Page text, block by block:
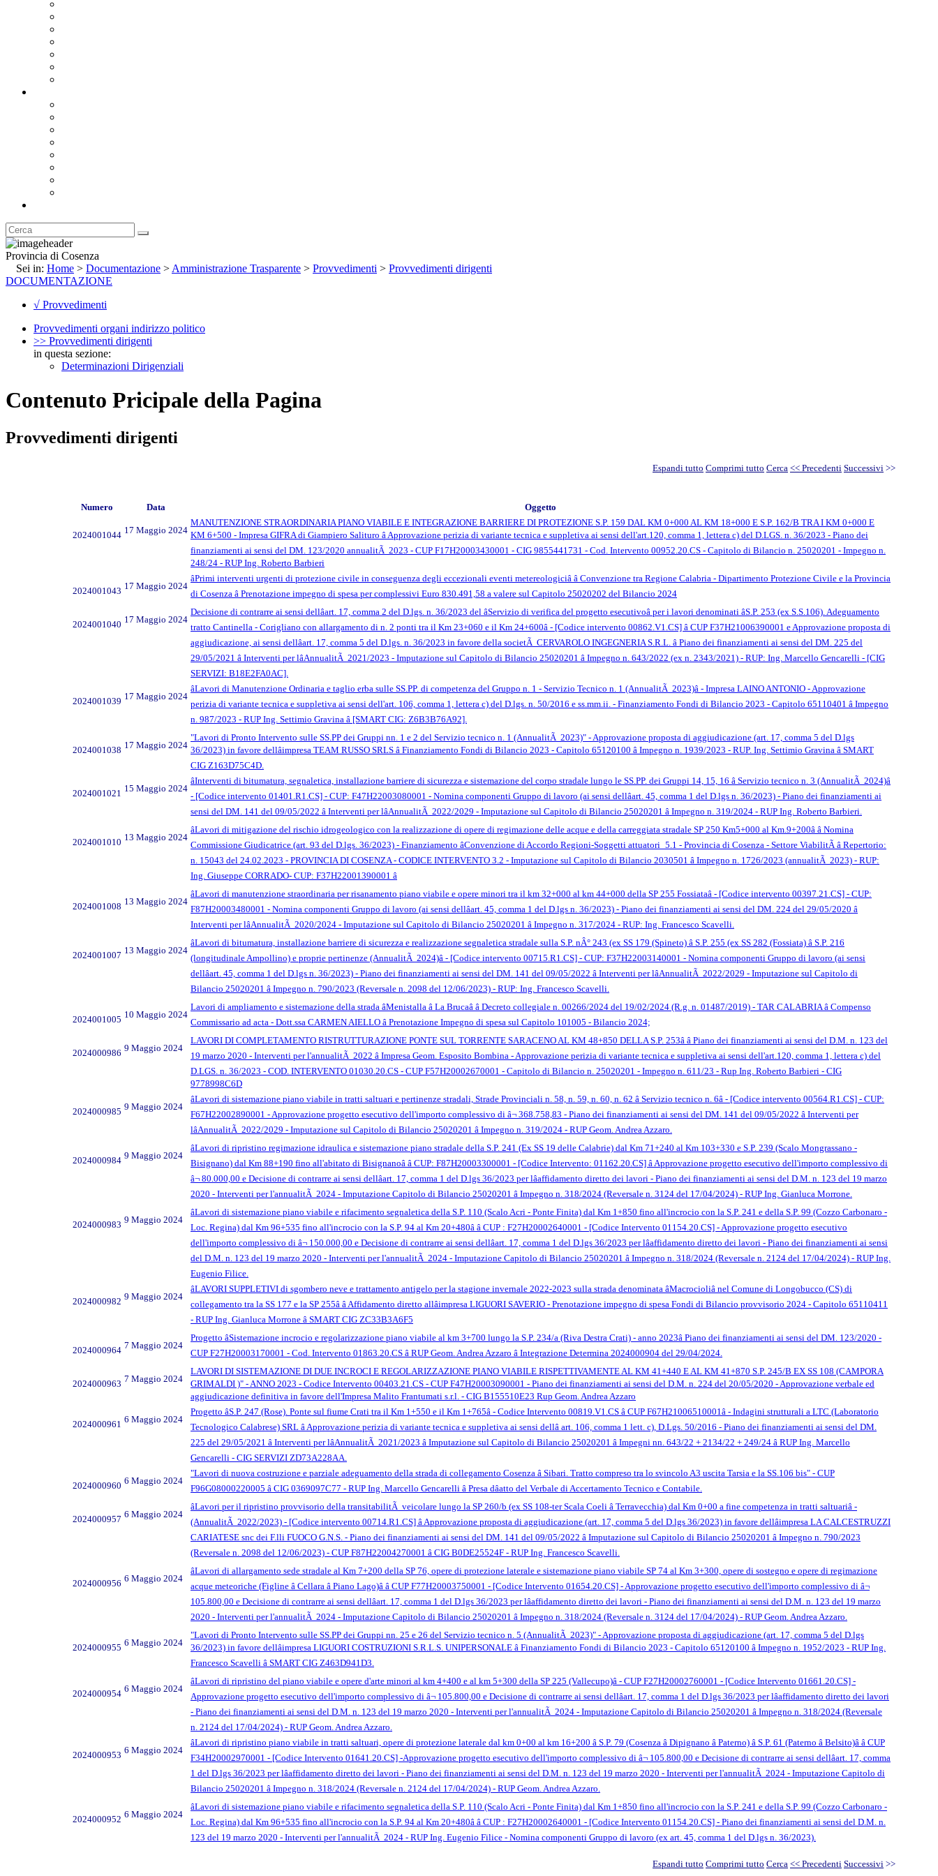
Provincia di Cosenza
Sei in: Home > Documentazione > Amministrazione Trasparente > Provvedimenti > Provvedimenti dirigenti
DOCUMENTAZIONE
√ Provvedimenti
Provvedimenti organi indirizzo politico
>> Provvedimenti dirigenti
in questa sezione:
Determinazioni Dirigenziali
Contenuto Pricipale della Pagina
Provvedimenti dirigenti
Espandi tutto Comprimi tutto Cerca << Precedenti Successivi >>
Numero Data Oggetto
2024001044 17 Maggio 2024
MANUTENZIONE STRAORDINARIA PIANO VIABILE E INTEGRAZIONE BARRIERE DI PROTEZIONE S.P. 159 DAL KM 0+000 AL KM 18+000 E S.P. 162/B TRA I KM 0+000 E
KM 6+500 - Impresa GIFRA di Giampiero Salituro â Approvazione perizia di variante tecnica e suppletiva ai sensi dell'art.120, comma 1, lettera c) del D.LGS. n. 36/2023 - Piano dei
finanziamenti ai sensi del DM. 123/2020 annualitÃ 2023 - CUP F17H20003430001 - CIG 9855441731 - Cod. Intervento 00952.20.CS - Capitolo di Bilancio n. 25020201 - Impegno n.
248/24 - RUP Ing. Roberto Barbieri
2024001043 17 Maggio 2024
âPrimi interventi urgenti di protezione civile in conseguenza degli eccezionali eventi metereologiciâ â Convenzione tra Regione Calabria - Dipartimento Protezione Civile e la Provincia
di Cosenza â Prenotazione impegno di spesa per complessivi Euro 830.491,58 a valere sul Capitolo 25020202 del Bilancio 2024
2024001040 17 Maggio 2024
Decisione di contrarre ai sensi dellâart. 17, comma 2 del D.lgs. n. 36/2023 del âServizio di verifica del progetto esecutivoâ per i lavori denominati âS.P. 253 (ex S.S.106). Adeguamento
tratto Cantinella - Corigliano con allargamento di n. 2 ponti tra il Km 23+060 e il Km 24+600â - [Codice intervento 00862.V1.CS] â CUP F37H21006390001 e Approvazione proposta di
aggiudicazione, ai sensi dellâart. 17, comma 5 del D.lgs. n. 36/2023 in favore della societÃ CERVAROLO INGEGNERIA S.R.L. â Piano dei finanziamenti ai sensi del DM. 225 del
29/05/2021 â Interventi per lâAnnualitÃ 2021/2023 - Imputazione sul Capitolo di Bilancio 25020201 â Impegno n. 643/2022 (ex n. 2343/2021) - RUP: Ing. Marcello Gencarelli - [CIG
SERVIZI: B18E2FA0AC].
2024001039 17 Maggio 2024
âLavori di Manutenzione Ordinaria e taglio erba sulle SS.PP. di competenza del Gruppo n. 1 - Servizio Tecnico n. 1 (AnnualitÃ 2023)â - Impresa LAINO ANTONIO - Approvazione
perizia di variante tecnica e suppletiva ai sensi dell'art. 106, comma 1, lettera c) del D.lgs. n. 50/2016 e ss.mm.ii. - Finanziamento Fondi di Bilancio 2023 - Capitolo 65110401 â Impegno
n. 987/2023 - RUP Ing. Settimio Gravina â [SMART CIG: Z6B3B76A92].
2024001038 17 Maggio 2024
"Lavori di Pronto Intervento sulle SS.PP dei Gruppi nn. 1 e 2 del Servizio tecnico n. 1 (AnnualitÃ 2023)" - Approvazione proposta di aggiudicazione (art. 17, comma 5 del D.lgs
36/2023) in favore dellâimpresa TEAM RUSSO SRLS â Finanziamento Fondi di Bilancio 2023 - Capitolo 65120100 â Impegno n. 1939/2023 - RUP. Ing. Settimio Gravina â SMART
CIG Z163D75C4D.
2024001021 15 Maggio 2024
âInterventi di bitumatura, segnaletica, installazione barriere di sicurezza e sistemazione del corpo stradale lungo le SS.PP. dei Gruppi 14, 15, 16 â Servizio tecnico n. 3 (AnnualitÃ 2024)â
- [Codice intervento 01401.R1.CS] - CUP: F47H22003080001 - Nomina componenti Gruppo di lavoro (ai sensi dellâart. 45, comma 1 del D.lgs n. 36/2023) - Piano dei finanziamenti ai
sensi del DM. 141 del 09/05/2022 â Interventi per lâAnnualitÃ 2022/2029 - Imputazione sul Capitolo di Bilancio 25020201 â Impegno n. 319/2024 - RUP Ing. Roberto Barbieri.
2024001010 13 Maggio 2024
âLavori di mitigazione del rischio idrogeologico con la realizzazione di opere di regimazione delle acque e della carreggiata stradale SP 250 Km5+000 al Km.9+200â â Nomina
Commissione Giudicatrice (art. 93 del D.lgs. 36/2023) - Finanziamento âConvenzione di Accordo Regioni-Soggetti attuatori_5.1 - Provincia di Cosenza - Settore ViabilitÃ â Repertorio:
n. 15043 del 24.02.2023 - PROVINCIA DI COSENZA - CODICE INTERVENTO 3.2 - Imputazione sul Capitolo di Bilancio 2030501 â Impegno n. 1726/2023 (annualitÃ 2023) - RUP:
Ing. Giuseppe CORRADO- CUP: F37H22001390001 â
2024001008 13 Maggio 2024
âLavori di manutenzione straordinaria per risanamento piano viabile e opere minori tra il km 32+000 al km 44+000 della SP 255 Fossiataâ - [Codice intervento 00397.21.CS] - CUP:
F87H20003480001 - Nomina componenti Gruppo di lavoro (ai sensi dellâart. 45, comma 1 del D.lgs n. 36/2023) - Piano dei finanziamenti ai sensi del DM. 224 del 29/05/2020 â
Interventi per lâAnnualitÃ 2020/2024 - Imputazione sul Capitolo di Bilancio 25020201 â Impegno n. 317/2024 - RUP: Ing. Francesco Scavelli.
2024001007 13 Maggio 2024
âLavori di bitumatura, installazione barriere di sicurezza e realizzazione segnaletica stradale sulla S.P. nÂ° 243 (ex SS 179 (Spineto) â S.P. 255 (ex SS 282 (Fossiata) â S.P. 216
(longitudinale Ampollino) e proprie pertinenze (AnnualitÃ 2024)â - [Codice intervento 00715.R1.CS] - CUP: F37H22003140001 - Nomina componenti Gruppo di lavoro (ai sensi
dellâart. 45, comma 1 del D.lgs n. 36/2023) - Piano dei finanziamenti ai sensi del DM. 141 del 09/05/2022 â Interventi per lâAnnualitÃ 2022/2029 - Imputazione sul Capitolo di
Bilancio 25020201 â Impegno n. 790/2023 (Reversale n. 2098 del 12/06/2023) - RUP: Ing. Francesco Scavelli.
2024001005 10 Maggio 2024
Lavori di ampliamento e sistemazione della strada âMenistalla â La Brucaâ â Decreto collegiale n. 00266/2024 del 19/02/2024 (R.g. n. 01487/2019) - TAR CALABRIA â Compenso
Commissario ad acta - Dott.ssa CARMEN AIELLO â Prenotazione Impegno di spesa sul Capitolo 101005 - Bilancio 2024;
2024000986 9 Maggio 2024
LAVORI DI COMPLETAMENTO RISTRUTTURAZIONE PONTE SUL TORRENTE SARACENO AL KM 48+850 DELLA S.P. 253â â Piano dei finanziamenti ai sensi del D.M. n. 123 del
19 marzo 2020 - Interventi per l'annualitÃ 2022 â Impresa Geom. Esposito Bombina - Approvazione perizia di variante tecnica e suppletiva ai sensi dell'art.120, comma 1, lettera c) del
D.LGS. n. 36/2023 - COD. INTERVENTO 01030.20.CS - CUP F57H20002670001 - Capitolo di Bilancio n. 25020201 - Impegno n. 611/23 - Rup Ing. Roberto Barbieri - CIG
9778998C6D
2024000985 9 Maggio 2024
âLavori di sistemazione piano viabile in tratti saltuari e pertinenze stradali, Strade Provinciali n. 58, n. 59, n. 60, n. 62 â Servizio tecnico n. 6â - [Codice intervento 00564.R1.CS] - CUP:
F67H22002890001 - Approvazione progetto esecutivo dell'importo complessivo di â¬ 368.758,83 - Piano dei finanziamenti ai sensi del DM. 141 del 09/05/2022 â Interventi per
lâAnnualitÃ 2022/2029 - Imputazione sul Capitolo di Bilancio 25020201 â Impegno n. 319/2024 - RUP Geom. Andrea Azzaro.
2024000984 9 Maggio 2024
âLavori di ripristino regimazione idraulica e sistemazione piano stradale della S.P. 241 (Ex SS 19 delle Calabrie) dal Km 71+240 al Km 103+330 e S.P. 239 (Scalo Mongrassano -
Bisignano) dal Km 88+190 fino all'abitato di Bisignanoâ â CUP: F87H20003300001 - [Codice Intervento: 01162.20.CS] â Approvazione progetto esecutivo dell'importo complessivo di
â¬ 80.000,00 e Decisione di contrarre ai sensi dellâart. 17, comma 1 del D.lgs 36/2023 per lâaffidamento diretto dei lavori - Piano dei finanziamenti ai sensi del D.M. n. 123 del 19 marzo
2020 - Interventi per l'annualitÃ 2024 - Imputazione Capitolo di Bilancio 25020201 â Impegno n. 318/2024 (Reversale n. 3124 del 17/04/2024) - RUP Ing. Gianluca Morrone.
2024000983 9 Maggio 2024
âLavori di sistemazione piano viabile e rifacimento segnaletica della S.P. 110 (Scalo Acri - Ponte Finita) dal Km 1+850 fino all'incrocio con la S.P. 241 e della S.P. 99 (Cozzo Carbonaro -
Loc. Regina) dal Km 96+535 fino all'incrocio con la S.P. 94 al Km 20+480â â CUP : F27H20002640001 - [Codice Intervento 01154.20.CS] - Approvazione progetto esecutivo
dell'importo complessivo di â¬ 150.000,00 e Decisione di contrarre ai sensi dellâart. 17, comma 1 del D.lgs 36/2023 per lâaffidamento diretto dei lavori - Piano dei finanziamenti ai sensi
del D.M. n. 123 del 19 marzo 2020 - Interventi per l'annualitÃ 2024 - Imputazione Capitolo di Bilancio 25020201 â Impegno n. 318/2024 (Reversale n. 2124 del 17/04/2024) - RUP Ing.
Eugenio Filice.
2024000982 9 Maggio 2024
âLAVORI SUPPLETIVI di sgombero neve e trattamento antigelo per la stagione invernale 2022-2023 sulla strada denominata âMacrocioliâ nel Comune di Longobucco (CS) di
collegamento tra la SS 177 e la SP 255â â Affidamento diretto allâimpresa LIGUORI SAVERIO - Prenotazione impegno di spesa Fondi di Bilancio provvisorio 2024 - Capitolo 65110411
- RUP Ing. Gianluca Morrone â SMART CIG ZC33B3A6F5
2024000964 7 Maggio 2024
Progetto âSistemazione incrocio e regolarizzazione piano viabile al km 3+700 lungo la S.P. 234/a (Riva Destra Crati) - anno 2023â Piano dei finanziamenti ai sensi del DM. 123/2020 -
CUP F27H20003170001 - Cod. Intervento 01863.20.CS â RUP Geom. Andrea Azzaro â Integrazione Determina 2024000904 del 29/04/2024.
2024000963 7 Maggio 2024
LAVORI DI SISTEMAZIONE DI DUE INCROCI E REGOLARIZZAZIONE PIANO VIABILE RISPETTIVAMENTE AL KM 41+440 E AL KM 41+870 S.P. 245/B EX SS 108 (CAMPORA
GRIMALDI )" - ANNO 2023 - Codice Intervento 00403.21.CS - CUP F47H20003090001 - Piano dei finanziamenti ai sensi del D.M. n. 224 del 20/05/2020 - Approvazione verbale ed
aggiudicazione definitiva in favore dell'Impresa Malito Frantumati s.r.l. - CIG B155510E23 Rup Geom. Andrea Azzaro
2024000961 6 Maggio 2024
Progetto âS.P. 247 (Rose). Ponte sul fiume Crati tra il Km 1+550 e il Km 1+765â - Codice Intervento 00819.V1.CS â CUP F67H21006510001â - Indagini strutturali a LTC (Laboratorio
Tecnologico Calabrese) SRL â Approvazione perizia di variante tecnica e suppletiva ai sensi dellâ art. 106, comma 1 lett. c), D.Lgs. 50/2016 - Piano dei finanziamenti ai sensi del DM.
225 del 29/05/2021 â Interventi per lâAnnualitÃ 2021/2023 â Imputazione sul Capitolo di Bilancio 25020201 â Impegni nn. 643/22 + 2134/22 + 249/24 â RUP Ing. Marcello
Gencarelli - CIG SERVIZI ZD73A228AA.
2024000960 6 Maggio 2024
"Lavori di nuova costruzione e parziale adeguamento della strada di collegamento Cosenza â Sibari. Tratto compreso tra lo svincolo A3 uscita Tarsia e la SS.106 bis" - CUP
F96G08000220005 â CIG 0369097C77 - RUP Ing. Marcello Gencarelli â Presa dâatto del Verbale di Accertamento Tecnico e Contabile.
2024000957 6 Maggio 2024
âLavori per il ripristino provvisorio della transitabilitÃ veicolare lungo la SP 260/b (ex SS 108-ter Scala Coeli â Terravecchia) dal Km 0+00 a fine competenza in tratti saltuariâ -
(AnnualitÃ 2022/2023) - [Codice intervento 00714.R1.CS] â Approvazione proposta di aggiudicazione (art. 17, comma 5 del D.lgs 36/2023) in favore dellâimpresa LA CALCESTRUZZI
CARIATESE snc dei F.lli FUOCO G.N.S. - Piano dei finanziamenti ai sensi del DM. 141 del 09/05/2022 â Imputazione sul Capitolo di Bilancio 25020201 â Impegno n. 790/2023
(Reversale n. 2098 del 12/06/2023) - CUP F87H22004270001 â CIG B0DE25524F - RUP Ing. Francesco Scavelli.
2024000956 6 Maggio 2024
âLavori di allargamento sede stradale al Km 7+200 della SP 76, opere di protezione laterale e sistemazione piano viabile SP 74 al Km 3+300, opere di sostegno e opere di regimazione
acque meteoriche (Figline â Cellara â Piano Lago)â â CUP F77H20003750001 - [Codice Intervento 01654.20.CS] - Approvazione progetto esecutivo dell'importo complessivo di â¬
105.800,00 e Decisione di contrarre ai sensi dellâart. 17, comma 1 del D.lgs 36/2023 per lâaffidamento diretto dei lavori - Piano dei finanziamenti ai sensi del D.M. n. 123 del 19 marzo
2020 - Interventi per l'annualitÃ 2024 - Imputazione Capitolo di Bilancio 25020201 â Impegno n. 318/2024 (Reversale n. 3124 del 17/04/2024) - RUP Geom. Andrea Azzaro.
2024000955 6 Maggio 2024
"Lavori di Pronto Intervento sulle SS.PP dei Gruppi nn. 25 e 26 del Servizio tecnico n. 5 (AnnualitÃ 2023)" - Approvazione proposta di aggiudicazione (art. 17, comma 5 del D.lgs
36/2023) in favore dellâimpresa LIGUORI COSTRUZIONI S.R.L.S. UNIPERSONALE â Finanziamento Fondi di Bilancio 2023 - Capitolo 65120100 â Impegno n. 1952/2023 - RUP Ing.
Francesco Scavelli â SMART CIG Z463D941D3.
2024000954 6 Maggio 2024
âLavori di ripristino del piano viabile e opere d'arte minori al km 4+400 e al km 5+300 della SP 225 (Vallecupo)â - CUP F27H20002760001 - [Codice Intervento 01661.20.CS] -
Approvazione progetto esecutivo dell'importo complessivo di â¬ 105.800,00 e Decisione di contrarre ai sensi dellâart. 17, comma 1 del D.lgs 36/2023 per lâaffidamento diretto dei lavori
- Piano dei finanziamenti ai sensi del D.M. n. 123 del 19 marzo 2020 - Interventi per l'annualitÃ 2024 - Imputazione Capitolo di Bilancio 25020201 â Impegno n. 318/2024 (Reversale
n. 2124 del 17/04/2024) - RUP Geom. Andrea Azzaro.
2024000953 6 Maggio 2024
âLavori di ripristino piano viabile in tratti saltuari, opere di protezione laterale dal km 0+00 al km 16+200 â S.P. 79 (Cosenza â Dipignano â Paterno) â S.P. 61 (Paterno â Belsito)â â CUP
F34H20002970001 - [Codice Intervento 01641.20.CS] -Approvazione progetto esecutivo dell'importo complessivo di â¬ 105.800,00 e Decisione di contrarre ai sensi dellâart. 17, comma
1 del D.lgs 36/2023 per lâaffidamento diretto dei lavori - Piano dei finanziamenti ai sensi del D.M. n. 123 del 19 marzo 2020 - Interventi per l'annualitÃ 2024 - Imputazione Capitolo di
Bilancio 25020201 â Impegno n. 318/2024 (Reversale n. 2124 del 17/04/2024) - RUP Geom. Andrea Azzaro.
2024000952 6 Maggio 2024
âLavori di sistemazione piano viabile e rifacimento segnaletica della S.P. 110 (Scalo Acri - Ponte Finita) dal Km 1+850 fino all'incrocio con la S.P. 241 e della S.P. 99 (Cozzo Carbonaro -
Loc. Regina) dal Km 96+535 fino all'incrocio con la S.P. 94 al Km 20+480â â CUP : F27H20002640001 - [Codice Intervento 01154.20.CS] - Piano dei finanziamenti ai sensi del D.M. n.
123 del 19 marzo 2020 - Interventi per l'annualitÃ 2024 - RUP Ing. Eugenio Filice - Nomina componenti Gruppo di lavoro (ex art. 45, comma 1 del D.lgs n. 36/2023).
Espandi tutto Comprimi tutto Cerca << Precedenti Successivi >>